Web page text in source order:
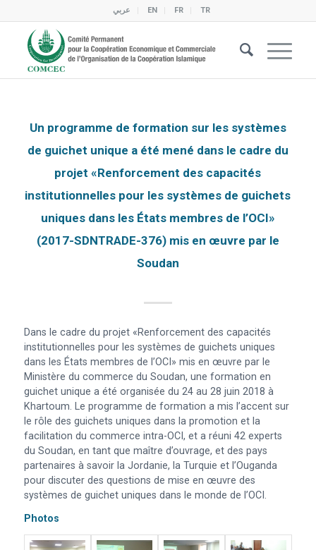
عربي EN FR TR
Un programme de formation sur les systèmes
de guichet unique a été mené dans le cadre du
projet «Renforcement des capacités
institutionnelles pour les systèmes de guichets
uniques dans les États membres de l’OCI»
(2017-SDNTRADE-376) mis en œuvre par le
Soudan
Dans le cadre du projet «Renforcement des capacités
institutionnelles pour les systèmes de guichets uniques
dans les États membres de l’OCI» mis en œuvre par le
Ministère du commerce du Soudan, une formation en
guichet unique a été organisée du 24 au 28 juin 2018 à
Khartoum. Le programme de formation a mis l’accent sur
le rôle des guichets uniques dans la promotion et la
facilitation du commerce intra-OCI, et a réuni 42 experts
du Soudan, en tant que maître d’ouvrage, et des pays
partenaires à savoir la Jordanie, la Turquie et l’Ouganda
pour discuter des questions de mise en œuvre des
systèmes de guichet uniques dans le monde de l’OCI.
Photos